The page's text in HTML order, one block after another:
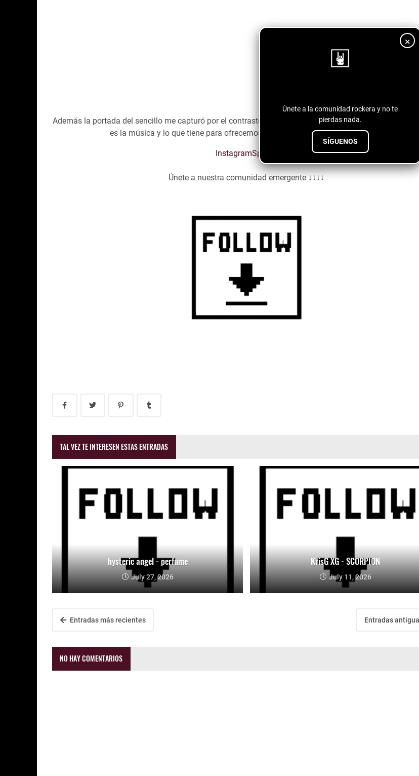
×
Únete a la comunidad rockera y no te
pierdas nada.
SÍGUENOS
Además la portada del sencillo me capturó por el contraste de ambas personas, pero lo más
es la música y lo que tiene para ofrecernos, y su pop se siente actual y ligero.
InstagramSpotify
Únete a nuestra comunidad emergente ↓↓↓↓
TAL VEZ TE INTERESEN ESTAS ENTRADAS
hysteric angel - perfume
July 27, 2026
KrisG XG - SCORPION
July 11, 2026
Entradas más recientes Entradas
NO HAY COMENTARIOS